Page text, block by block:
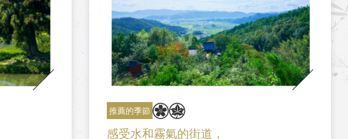
推薦的季節
感受水和霧氣的街道，